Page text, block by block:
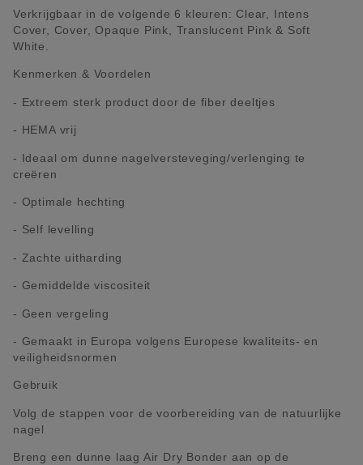
Verkrijgbaar in de volgende 6 kleuren: Clear, Intens
Cover, Cover, Opaque Pink, Translucent Pink & Soft
White.
Kenmerken & Voordelen
- Extreem sterk product door de fiber deeltjes
- HEMA vrij
- Ideaal om dunne nagelversteveging/verlenging te
creëren
- Optimale hechting
- Self levelling
- Zachte uitharding
- Gemiddelde viscositeit
- Geen vergeling
- Gemaakt in Europa volgens Europese kwaliteits- en
veiligheidsnormen
Gebruik
Volg de stappen voor de voorbereiding van de natuurlijke
nagel
Breng een dunne laag Air Dry Bonder aan op de